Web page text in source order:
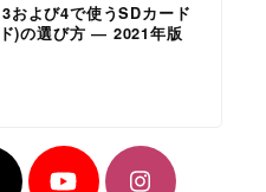
よび4で使うSDカード
)の選び方 ― 2021年版